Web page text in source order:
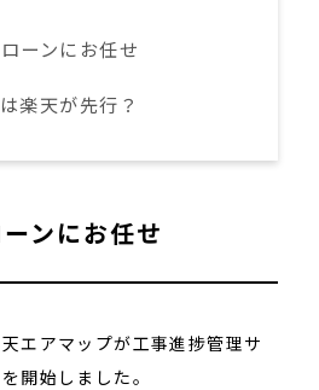
ーンにお任せ
楽天が先行？
ンにお任せ
エアマップが工事進捗管理サ
を開始しました。